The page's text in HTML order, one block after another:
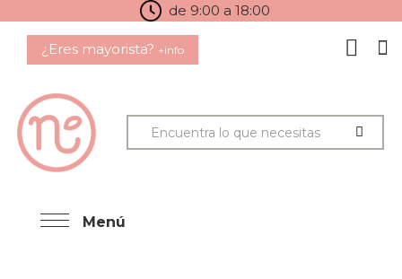
de 9:00 a 18:00
¿Eres mayorista? +info
Menú